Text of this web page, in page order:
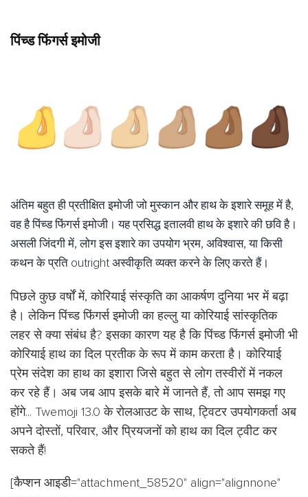
पिंच्ड फिंगर्स इमोजी
अंतिम बहुत ही प्रतीक्षित इमोजी जो मुस्कान और हाथ के इशारे समूह में है,
वह है पिंच्ड फिंगर्स इमोजी। यह प्रसिद्ध इतालवी हाथ के इशारे की छवि है।
असली जिंदगी में, लोग इस इशारे का उपयोग भ्रम, अविश्वास, या किसी
कथन के प्रति outright अस्वीकृति व्यक्त करने के लिए करते हैं।
पिछले कुछ वर्षों में, कोरियाई संस्कृति का आकर्षण दुनिया भर में बढ़ा
है। लेकिन पिंच्ड फिंगर्स इमोजी का हल्लु या कोरियाई सांस्कृतिक
लहर से क्या संबंध है? इसका कारण यह है कि पिंच्ड फिंगर्स इमोजी भी
कोरियाई हाथ का दिल प्रतीक के रूप में काम करता है। कोरियाई
प्रेम संदेश का हाथ का इशारा जिसे बहुत से लोग तस्वीरों में नकल
कर रहे हैं। अब जब आप इसके बारे में जानते हैं, तो आप समझ गए
होंगे... Twemoji 13.0 के रोलआउट के साथ, ट्विटर उपयोगकर्ता अब
अपने दोस्तों, परिवार, और प्रियजनों को हाथ का दिल ट्वीट कर
सकते हैं!
[कैप्शन आइडी="attachment_58520" align="alignnone"